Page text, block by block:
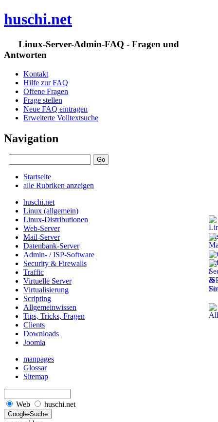
huschi.net
Linux-Server-Admin-FAQ - Fragen und
Antworten
Kontakt
Hilfe zur FAQ
Offene Fragen
Frage stellen
Neue FAQ eintragen
Erweiterte Volltextsuche
Navigation
Startseite
alle Rubriken anzeigen
huschi.net
Linux (allgemein)
Linux-Distributionen
Web-Server
Mail-Server
Datenbank-Server
Admin- / ISP-Software
Security & Firewalls
Traffic
Virtuelle Server
Virtualisierung
Scripting
Allgemeinwissen
Tips, Tricks, Fragen
Clients
Downloads
Joomla
manpages
Glossar
Sitemap
Web huschi.net